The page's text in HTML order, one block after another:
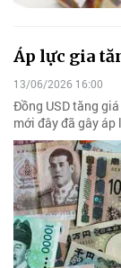
Áp lực gia
13/06/2026 16:00
Đồng USD tăng
mới đây đã gây áp